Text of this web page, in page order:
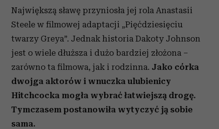
Największą sławę przyniosła jej rola Anastasii
Steele w filmowej adaptacji „Pięćdziesięciu
twarzy Greya”. Jednak historia Dakoty Johnson
jest o wiele dłuższa i dużo bardziej złożona –
zarówno ta filmowa, jak i rodzinna. Jako córka
dwojga aktorów i wnuczka ulubienicy
Hitchcocka mogła wybrać łatwiejszą drogę.
Tymczasem postanowiła wytyczyć ją sobie
sama.